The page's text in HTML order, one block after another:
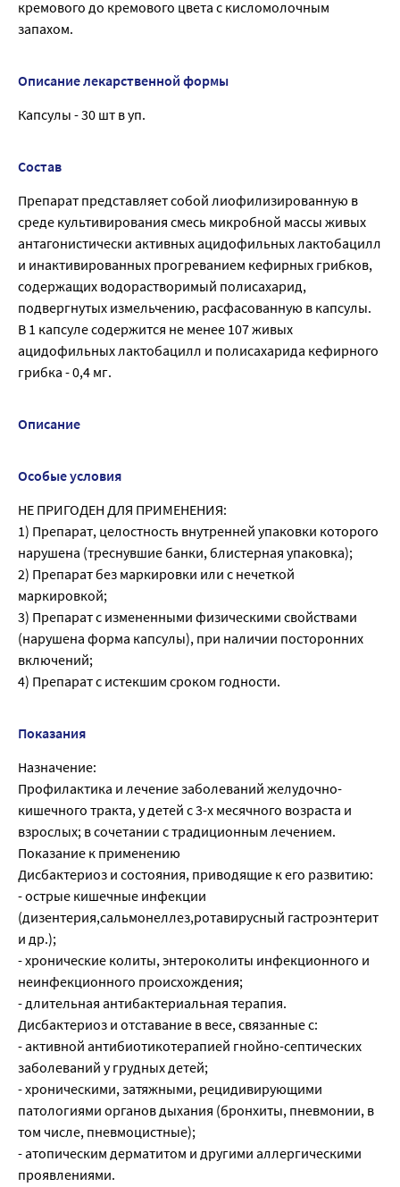
кремового до кремового цвета с кисломолочным
запахом.
Описание лекарственной формы
Капсулы - 30 шт в уп.
Состав
Препарат представляет собой лиофилизированную в
среде культивирования смесь микробной массы живых
антагонистически активных ацидофильных лактобацилл
и инактивированных прогреванием кефирных грибков,
содержащих водорастворимый полисахарид,
подвергнутых измельчению, расфасованную в капсулы.
В 1 капсуле содержится не менее 107 живых
ацидофильных лактобацилл и полисахарида кефирного
грибка - 0,4 мг.
Описание
Особые условия
НЕ ПРИГОДЕН ДЛЯ ПРИМЕНЕНИЯ:
1) Препарат, целостность внутренней упаковки которого
нарушена (треснувшие банки, блистерная упаковка);
2) Препарат без маркировки или с нечеткой
маркировкой;
3) Препарат с измененными физическими свойствами
(нарушена форма капсулы), при наличии посторонних
включений;
4) Препарат с истекшим сроком годности.
Показания
Назначение:
Профилактика и лечение заболеваний желудочно-
кишечного тракта, у детей с 3-х месячного возраста и
взрослых; в сочетании с традиционным лечением.
Показание к применению
Дисбактериоз и состояния, приводящие к его развитию:
- острые кишечные инфекции
(дизентерия,сальмонеллез,ротавирусный гастроэнтерит
и др.);
- хронические колиты, энтероколиты инфекционного и
неинфекционного происхождения;
- длительная антибактериальная терапия.
Дисбактериоз и отставание в весе, связанные с:
- активной антибиотикотерапией гнойно-септических
заболеваний у грудных детей;
- хроническими, затяжными, рецидивирующими
патологиями органов дыхания (бронхиты, пневмонии, в
том числе, пневмоцистные);
- атопическим дерматитом и другими аллергическими
проявлениями.